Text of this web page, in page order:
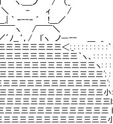
ィ /
だからそんな奥義
￣＼
，/ lﾞヽ ノ―-- ＿ _
三三三三＜:_: : : : : : : : :｀
三三三三三三｀ヽ、: : : : :
三三三三三三三三三三ヽ: : : :
三三三三三三三三三三三三'; : :
三三三三三三三三三三三三三';
三三三三三三三三三三三三小:
三三三三三三三三三三三三三
三三三三三三三三三三三三三
三三三三三三三三三三三三三